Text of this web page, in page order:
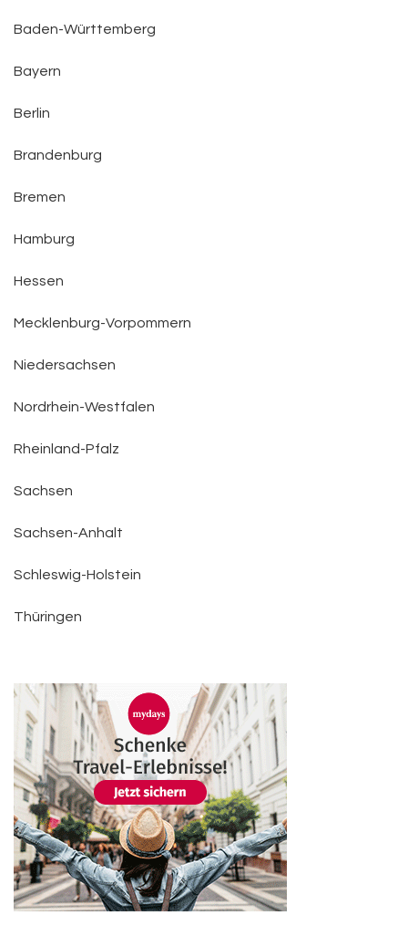
Baden-Württemberg
Bayern
Berlin
Brandenburg
Bremen
Hamburg
Hessen
Mecklenburg-Vorpommern
Niedersachsen
Nordrhein-Westfalen
Rheinland-Pfalz
Sachsen
Sachsen-Anhalt
Schleswig-Holstein
Thüringen